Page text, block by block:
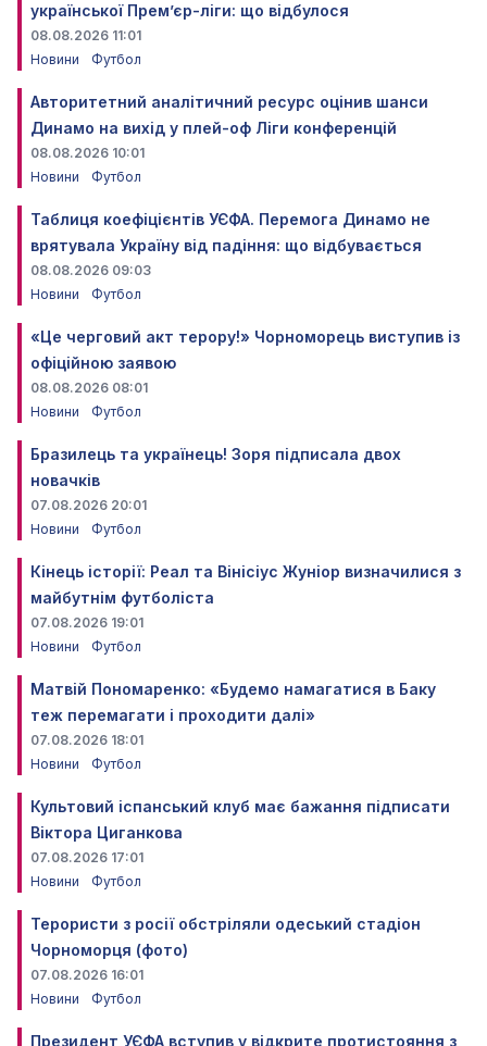
української Прем’єр-ліги: що відбулося
08.08.2026 11:01
Новини
Футбол
Авторитетний аналітичний ресурс оцінив шанси
Динамо на вихід у плей-оф Ліги конференцій
08.08.2026 10:01
Новини
Футбол
Таблиця коефіцієнтів УЄФА. Перемога Динамо не
врятувала Україну від падіння: що відбувається
08.08.2026 09:03
Новини
Футбол
«Це черговий акт терору!» Чорноморець виступив із
офіційною заявою
08.08.2026 08:01
Новини
Футбол
Бразилець та українець! Зоря підписала двох
новачків
07.08.2026 20:01
Новини
Футбол
Кінець історії: Реал та Вінісіус Жуніор визначилися з
майбутнім футболіста
07.08.2026 19:01
Новини
Футбол
Матвій Пономаренко: «Будемо намагатися в Баку
теж перемагати і проходити далі»
07.08.2026 18:01
Новини
Футбол
Культовий іспанський клуб має бажання підписати
Віктора Циганкова
07.08.2026 17:01
Новини
Футбол
Терористи з росії обстріляли одеський стадіон
Чорноморця (фото)
07.08.2026 16:01
Новини
Футбол
Президент УЄФА вступив у відкрите протистояння з